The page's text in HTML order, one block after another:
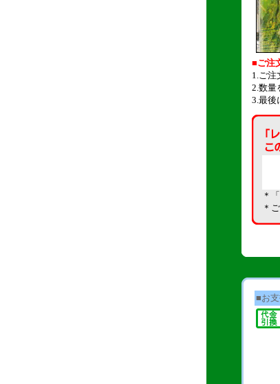
■ご注
1.ご注
2.数量
3.最後
＊
＊
■お